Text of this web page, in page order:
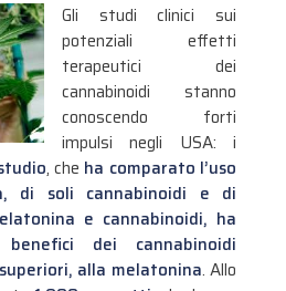
Gli studi clinici sui
potenziali effetti
terapeutici dei
cannabinoidi stanno
conoscendo forti
impulsi negli USA: i
, che ha comparato l’uso
di soli cannabinoidi e di
e cannabinoidi, ha
dei cannabinoidi
alla melatonina. Allo